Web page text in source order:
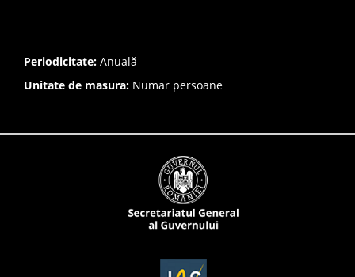
Periodicitate: Anuală
Unitate de masura: Numar persoane